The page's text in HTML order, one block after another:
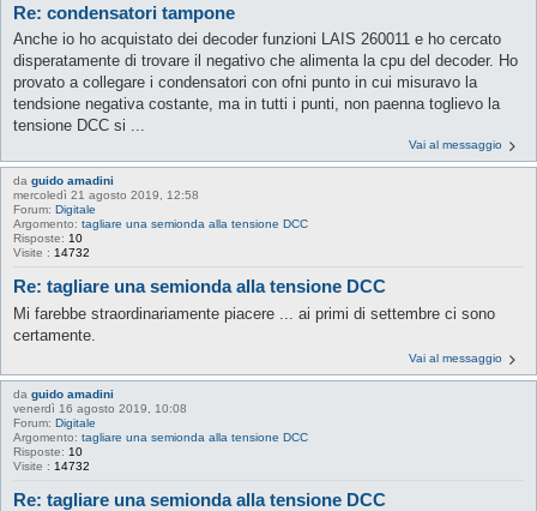
Re: condensatori tampone
Anche io ho acquistato dei decoder funzioni LAIS 260011 e ho cercato
disperatamente di trovare il negativo che alimenta la cpu del decoder. Ho
provato a collegare i condensatori con ofni punto in cui misuravo la
tendsione negativa costante, ma in tutti i punti, non paenna toglievo la
tensione DCC si ...
Vai al messaggio
da guido amadini
mercoledì 21 agosto 2019, 12:58
Forum: Digitale
Argomento: tagliare una semionda alla tensione DCC
Risposte: 10
Visite : 14732
Re: tagliare una semionda alla tensione DCC
Mi farebbe straordinariamente piacere ... ai primi di settembre ci sono
certamente.
Vai al messaggio
da guido amadini
venerdì 16 agosto 2019, 10:08
Forum: Digitale
Argomento: tagliare una semionda alla tensione DCC
Risposte: 10
Visite : 14732
Re: tagliare una semionda alla tensione DCC